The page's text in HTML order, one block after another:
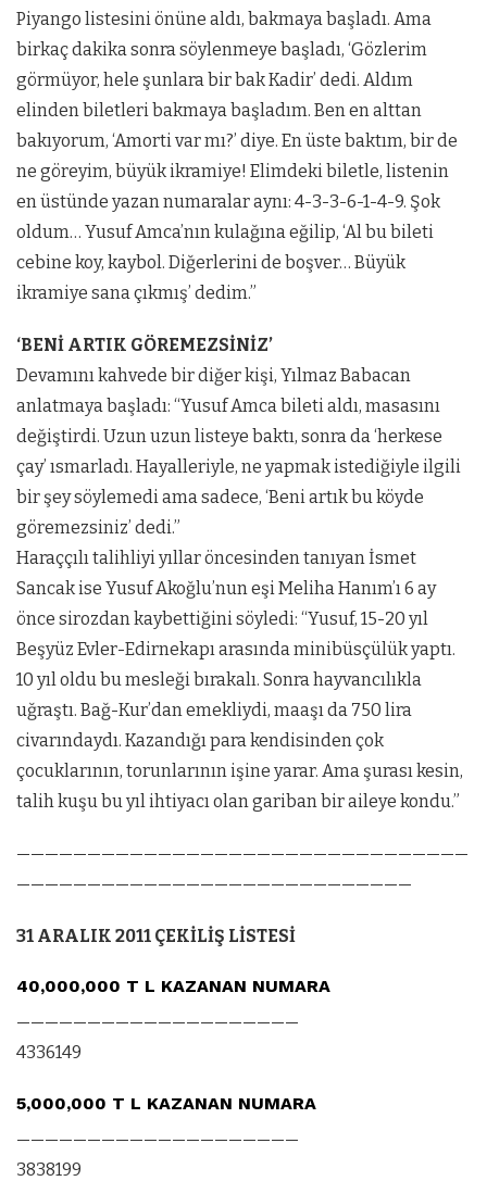
Piyango listesini önüne aldı, bakmaya başladı. Ama
birkaç dakika sonra söylenmeye başladı, ‘Gözlerim
görmüyor, hele şunlara bir bak Kadir’ dedi. Aldım
elinden biletleri bakmaya başladım. Ben en alttan
bakıyorum, ‘Amorti var mı?’ diye. En üste baktım, bir de
ne göreyim, büyük ikramiye! Elimdeki biletle, listenin
en üstünde yazan numaralar aynı: 4-3-3-6-1-4-9. Şok
oldum… Yusuf Amca’nın kulağına eğilip, ‘Al bu bileti
cebine koy, kaybol. Diğerlerini de boşver… Büyük
ikramiye sana çıkmış’ dedim.”
‘BENİ ARTIK GÖREMEZSİNİZ’
Devamını kahvede bir diğer kişi, Yılmaz Babacan
anlatmaya başladı: “Yusuf Amca bileti aldı, masasını
değiştirdi. Uzun uzun listeye baktı, sonra da ‘herkese
çay’ ısmarladı. Hayalleriyle, ne yapmak istediğiyle ilgili
bir şey söylemedi ama sadece, ‘Beni artık bu köyde
göremezsiniz’ dedi.”
Haraççılı talihliyi yıllar öncesinden tanıyan İsmet
Sancak ise Yusuf Akoğlu’nun eşi Meliha Hanım’ı 6 ay
önce sirozdan kaybettiğini söyledi: “Yusuf, 15-20 yıl
Beşyüz Evler-Edirnekapı arasında minibüsçülük yaptı.
10 yıl oldu bu mesleği bırakalı. Sonra hayvancılıkla
uğraştı. Bağ-Kur’dan emekliydi, maaşı da 750 lira
civarındaydı. Kazandığı para kendisinden çok
çocuklarının, torunlarının işine yarar. Ama şurası kesin,
talih kuşu bu yıl ihtiyacı olan gariban bir aileye kondu.”
————————————————————————————————
————————————————————————————
31 ARALIK 2011 ÇEKİLİŞ LİSTESİ
40,000,000 T L KAZANAN NUMARA
————————————————————
4336149
5,000,000 T L KAZANAN NUMARA
————————————————————
3838199